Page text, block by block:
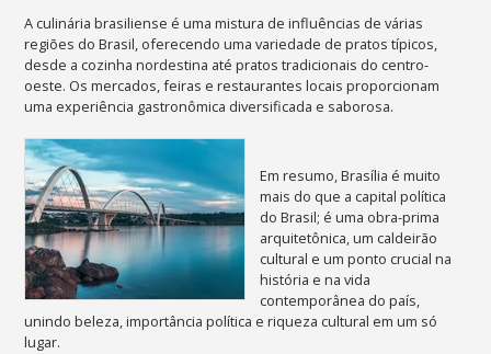
A culinária brasiliense é uma mistura de influências de várias
regiões do Brasil, oferecendo uma variedade de pratos típicos,
desde a cozinha nordestina até pratos tradicionais do centro-
oeste. Os mercados, feiras e restaurantes locais proporcionam
uma experiência gastronômica diversificada e saborosa.
Em resumo, Brasília é muito
mais do que a capital política
do Brasil; é uma obra-prima
arquitetônica, um caldeirão
cultural e um ponto crucial na
história e na vida
contemporânea do país,
unindo beleza, importância política e riqueza cultural em um só
lugar.